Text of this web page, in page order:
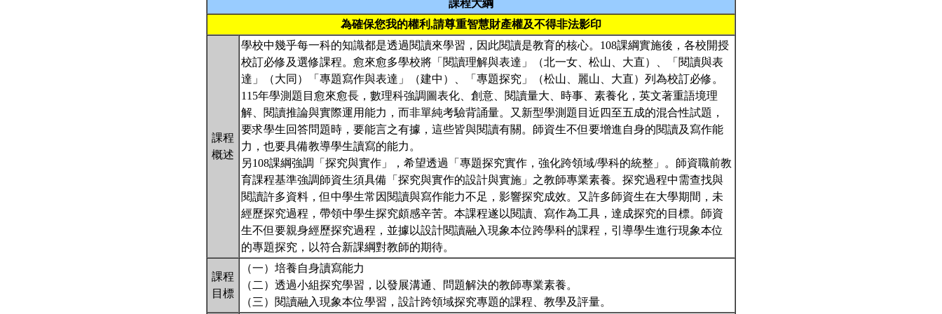
課程大綱
為確保您我的權利,請尊重智慧財產權及不得非法影印
課程
概述
學校中幾乎每一科的知識都是透過閱讀來學習，因此閱讀是教育的核心。108課綱實施後，各校開授
校訂必修及選修課程。愈來愈多學校將「閱讀理解與表達」（北一女、松山、大直）、「閱讀與表
達」（大同）「專題寫作與表達」（建中）、「專題探究」（松山、麗山、大直）列為校訂必修。
115年學測題目愈來愈長，數理科強調圖表化、創意、閱讀量大、時事、素養化，英文著重語境理
解、閱讀推論與實際運用能力，而非單純考驗背誦量。又新型學測題目近四至五成的混合性試題，
要求學生回答問題時，要能言之有據，這些皆與閱讀有關。師資生不但要增進自身的閱讀及寫作能
力，也要具備教導學生讀寫的能力。
另108課綱強調「探究與實作」，希望透過「專題探究實作，強化跨領域/學科的統整」。師資職前教
育課程基準強調師資生須具備「探究與實作的設計與實施」之教師專業素養。探究過程中需查找與
閱讀許多資料，但中學生常因閱讀與寫作能力不足，影響探究成效。又許多師資生在大學期間，未
經歷探究過程，帶領中學生探究頗感辛苦。本課程遂以閱讀、寫作為工具，達成探究的目標。師資
生不但要親身經歷探究過程，並據以設計閱讀融入現象本位跨學科的課程，引導學生進行現象本位
的專題探究，以符合新課綱對教師的期待。
課程
目標
（一）培養自身讀寫能力
（二）透過小組探究學習，以發展溝通、問題解決的教師專業素養。
（三）閱讀融入現象本位學習，設計跨領域探究專題的課程、教學及評量。